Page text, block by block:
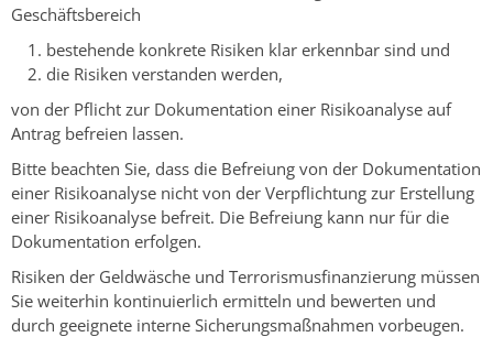
Geschäftsbereich
bestehende konkrete Risiken klar erkennbar sind und
die Risiken verstanden werden,
von der Pflicht zur Dokumentation einer Risikoanalyse auf
Antrag befreien lassen.
Bitte beachten Sie, dass die Befreiung von der Dokumentation
einer Risikoanalyse nicht von der Verpflichtung zur Erstellung
einer Risikoanalyse befreit. Die Befreiung kann nur für die
Dokumentation erfolgen.
Risiken der Geldwäsche und Terrorismusfinanzierung müssen
Sie weiterhin kontinuierlich ermitteln und bewerten und
durch geeignete interne Sicherungsmaßnahmen vorbeugen.